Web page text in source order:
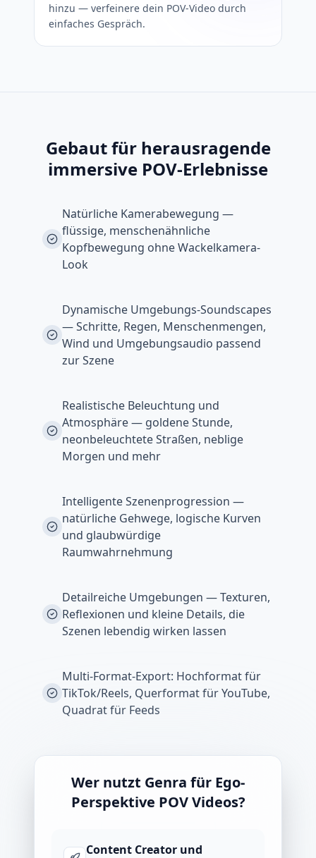
hinzu — verfeinere dein POV-Video durch
einfaches Gespräch.
Gebaut für herausragende
immersive POV-Erlebnisse
Natürliche Kamerabewegung —
flüssige, menschenähnliche
Kopfbewegung ohne Wackelkamera-
Look
Dynamische Umgebungs-Soundscapes
— Schritte, Regen, Menschenmengen,
Wind und Umgebungsaudio passend
zur Szene
Realistische Beleuchtung und
Atmosphäre — goldene Stunde,
neonbeleuchtete Straßen, neblige
Morgen und mehr
Intelligente Szenenprogression —
natürliche Gehwege, logische Kurven
und glaubwürdige
Raumwahrnehmung
Detailreiche Umgebungen — Texturen,
Reflexionen und kleine Details, die
Szenen lebendig wirken lassen
Multi-Format-Export: Hochformat für
TikTok/Reels, Querformat für YouTube,
Quadrat für Feeds
Wer nutzt Genra für Ego-
Perspektive POV Videos?
Content Creator und